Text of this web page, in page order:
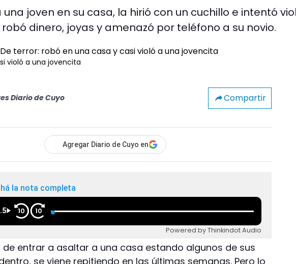
joven en su casa, la hirió con un cuchillo e intentó
dinero, joyas y amenazó por teléfono a su novio.
violó a una jovencita
Diario de Cuyo Compartir
Agregar Diario de Cuyo en
la nota completa
10 10
Powered by Thinkindot Audio
de entrar a asaltar a una casa estando algunos de sus
se viene repitiendo en las últimas semanas. Pero lo